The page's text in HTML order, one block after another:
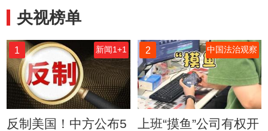
央视榜单
1 新闻1+1
反制美国！中方公布5
2 中国法治观察
上班“摸鱼”公司有权开